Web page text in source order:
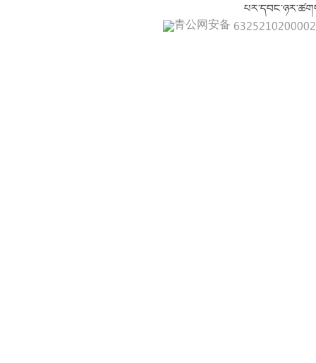
青公网安备